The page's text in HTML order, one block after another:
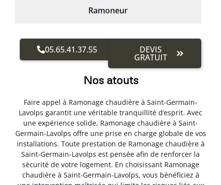
Ramoneur
05.65.41.37.55 DEVIS
GRATUIT
Nos atouts
Faire appel à Ramonage chaudière à Saint-Germain-
Lavolps garantit une véritable tranquillité d’esprit. Avec
une expérience solide, Ramonage chaudière à Saint-
Germain-Lavolps offre une prise en charge globale de vos
installations. Toute prestation de Ramonage chaudière à
Saint-Germain-Lavolps est pensée afin de renforcer la
sécurité de votre logement. En choisissant Ramonage
chaudière à Saint-Germain-Lavolps, vous bénéficiez à